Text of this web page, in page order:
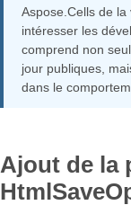
Aspose.Cells de
intéresser les
comprend non
jour publiques,
dans le
Ajout de la